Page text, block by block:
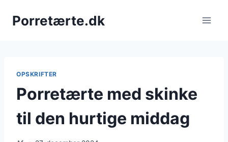
Porretærte.dk
OPSKRIFTER
Porretærte med skinke
til den hurtige middag